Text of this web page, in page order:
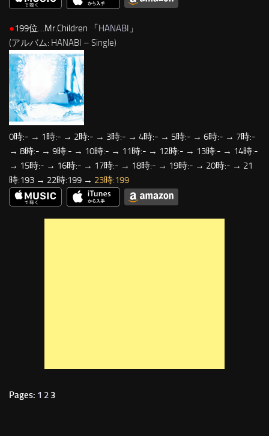
●199位…Mr.Children 「HANABI 」
(アルバム: HANABI – Single)
0時:- → 1時:- → 2時:- → 3時:- → 4時:- → 5時:- → 6時:- → 7時:-
→ 8時:- → 9時:- → 10時:- → 11時:- → 12時:- → 13時:- → 14時:-
→ 15時:- → 16時:- → 17時:- → 18時:- → 19時:- → 20時:- → 21
時:193 → 22時:199 → 23時:199
Pages: 1 2 3